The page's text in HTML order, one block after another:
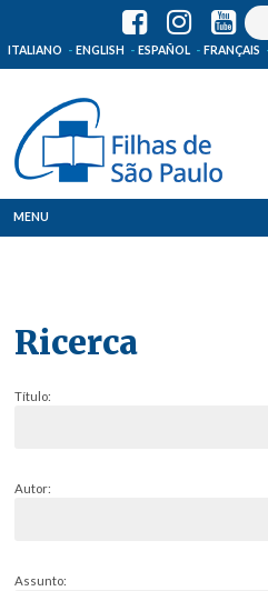
ITALIANO ENGLISH ESPAÑOL FRANÇAIS
MENU
Ricerca
Título:
Autor:
Assunto: